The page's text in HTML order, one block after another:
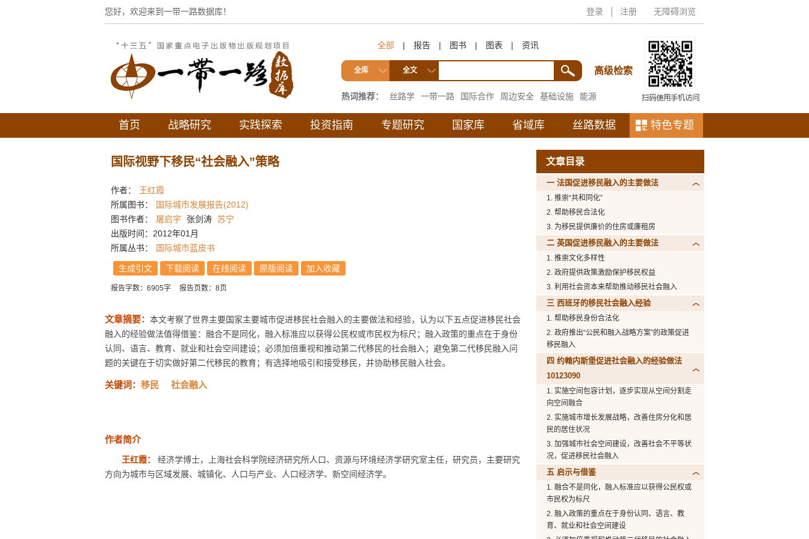
登录 注册 无障碍浏览
您好，欢迎来到一带一路数据库！
全部 | 报告 | 图书 | 图表 | 资讯
全库 全文 高级检索
热词推荐： 丝路学 一带一路 国际合作 周边安全 基础设施
能源
互联互通
首页 战略研究 实践探索 投资指南 专题研究 国家库 省域库 丝路数据 特色专题
国际视野下移民“社会融入”策略
作者：
王红霞
所属图书：
国际城市发展报告(2012)
图书作者：
屠启宇 张剑涛 苏宁
出版时间：2012年01月
所属丛书：
国际城市蓝皮书
生成引文 下载阅读 在线阅读 原版阅读 加入收藏
报告字数：6905字 报告页数：8页
文章摘要： 本文考察了世界主要国家主要城市促进移民社会融入的主要做法和经验，认为以下五点促进移民社会
融入的经验做法值得借鉴：融合不是同化，融入标准应以获得公民权或市民权为标尺；融入政策的重点在于身份
认同、语言、教育、就业和社会空间建设；必须加倍重视和推动第二代移民的社会融入；避免第二代移民融入问
题的关键在于切实做好第二代移民的教育；有选择地吸引和接受移民，并协助移民融入社会。
关键词： 移民 社会融入
作者简介
王红霞：
经济学博士，上海社会科学院经济研究所人口、资源与环境经济学研究室主任，研究员，主要研究
方向为城市与区域发展、城镇化、人口与产业、人口经济学、新空间经济学。
文章目录
一 法国促进移民融入的主要做法
1. 推崇“共和同化”
2. 帮助移民合法化
3. 为移民提供廉价的住房或廉租房
二 英国促进移民融入的主要做法
1. 推崇文化多样性
2. 政府提供政策激励保护移民权益
3. 利用社会资本来帮助推动移民社会融入
三 西班牙的移民社会融入经验
1. 帮助移民身份合法化
2. 政府推出“公民和融入战略方案”的政策促进
移民融入
四 约翰内斯堡促进社会融入的经验做法
10123090
1. 实施空间包容计划，逐步实现从空间分割走
向空间融合
2. 实施城市增长发展战略，改善住房分化和居
民的居住状况
3. 加强城市社会空间建设，改善社会不平等状
况，促进移民社会融入
五 启示与借鉴
1. 融合不是同化，融入标准应以获得公民权或
市民权为标尺
2. 融入政策的重点在于身份认同、语言、教
育、就业和社会空间建设